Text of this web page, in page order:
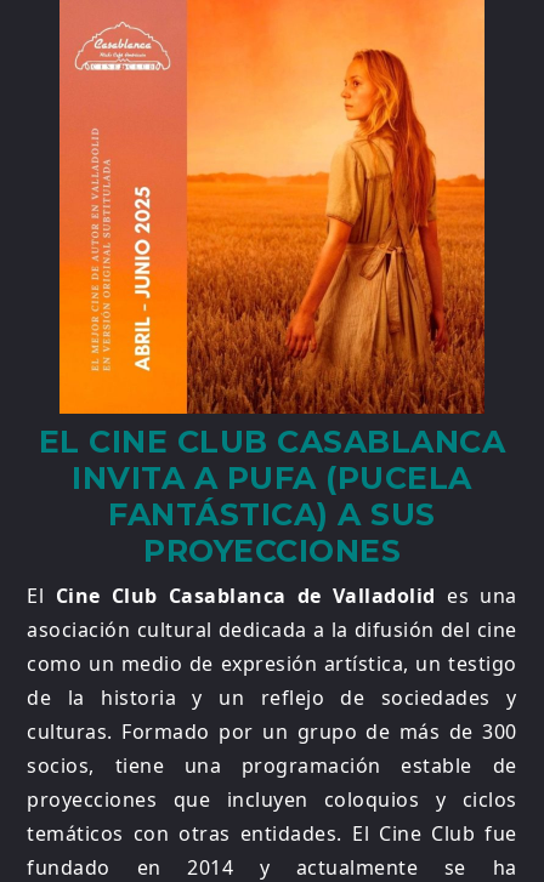
EL CINE CLUB CASABLANCA
INVITA A PUFA (PUCELA
FANTÁSTICA) A SUS
PROYECCIONES
El Cine Club Casablanca de Valladolid es una
asociación cultural dedicada a la difusión del cine
como un medio de expresión artística, un testigo
de la historia y un reflejo de sociedades y
culturas. Formado por un grupo de más de 300
socios, tiene una programación estable de
proyecciones que incluyen coloquios y ciclos
temáticos con otras entidades. El Cine Club fue
fundado en 2014 y actualmente se ha